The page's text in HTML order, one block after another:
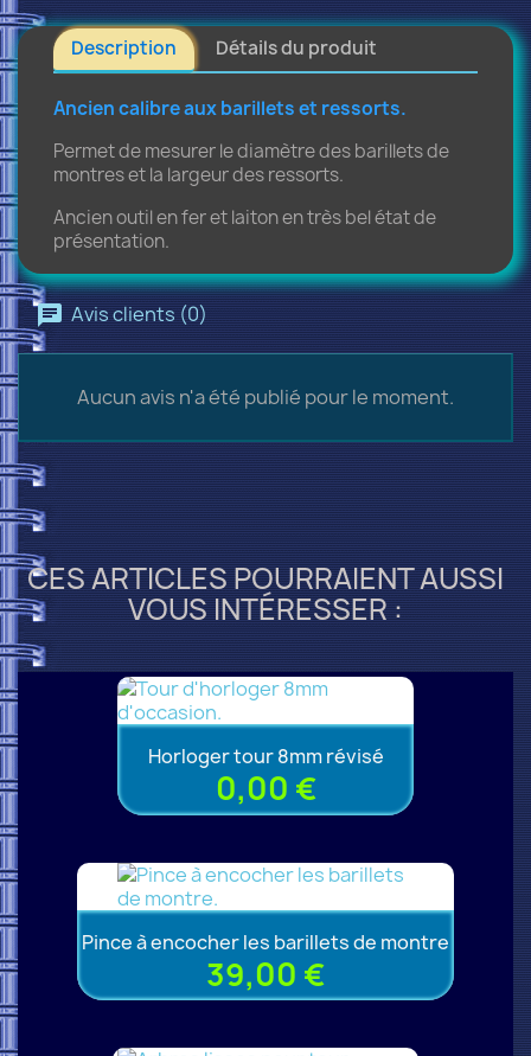
Description Détails du produit
Ancien calibre aux barillets et ressorts.
Permet de mesurer le diamètre des barillets de
montres et la largeur des ressorts.
Ancien outil en fer et laiton en très bel état de
présentation.
Avis clients (0)
Aucun avis n'a été publié pour le moment.
CES ARTICLES POURRAIENT AUSSI
VOUS INTÉRESSER :
Horloger tour 8mm révisé
0,00 €
Pince à encocher les barillets de montre
39,00 €